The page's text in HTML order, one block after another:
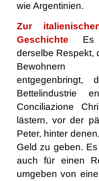
wie Argentinien.
Zur
Geschichte Es
derselbe Respekt,
Bewohnern
Bettelindustrie
Conciliazione
lästern, vor der
Peter, hinter
Geld zu geben.
auch für einen
umgeben von